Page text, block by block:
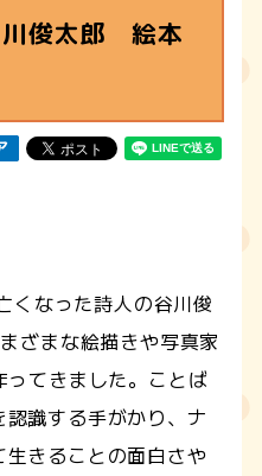
俊太郎 絵本
なった詩人の谷川俊
ざまな絵描きや写真家
てきました。ことば
識する手がかり、ナ
きることの面白さや